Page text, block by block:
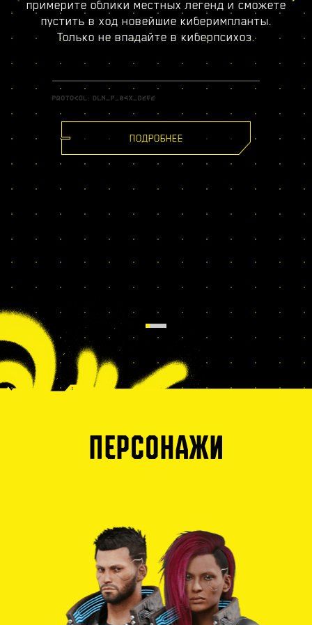
примерите облики местных легенд и сможете
пустить в ход новейшие киберимпланты.
Только не впадайте в киберпсихоз.
ПОДРОБНЕЕ
ПЕРСОНАЖИ